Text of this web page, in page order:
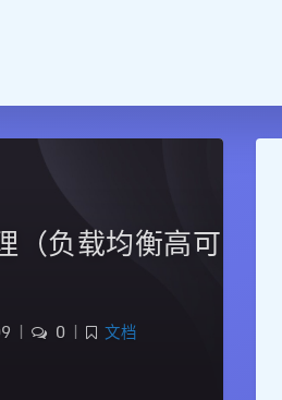
负载均衡高可
| 0 |
文档